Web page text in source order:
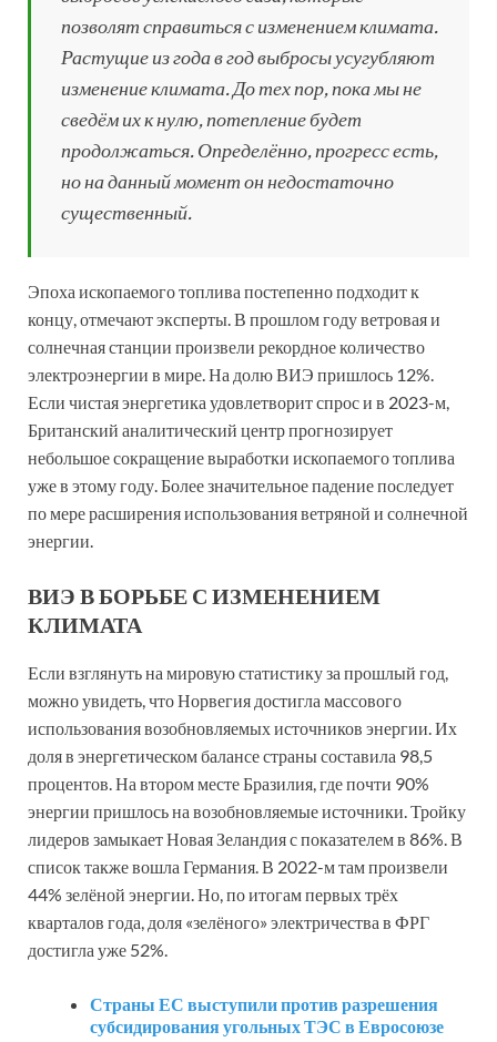
позволят справиться с изменением климата.
Растущие из года в год выбросы усугубляют
изменение климата. До тех пор, пока мы не
сведём их к нулю, потепление будет
продолжаться. Определённо, прогресс есть,
но на данный момент он недостаточно
существенный.
Эпоха ископаемого топлива постепенно подходит к
концу, отмечают эксперты. В прошлом году ветровая и
солнечная станции произвели рекордное количество
электроэнергии в мире. На долю ВИЭ пришлось 12%.
Если чистая энергетика удовлетворит спрос и в 2023-м,
Британский аналитический центр прогнозирует
небольшое сокращение выработки ископаемого топлива
уже в этому году. Более значительное падение последует
по мере расширения использования ветряной и солнечной
энергии.
ВИЭ В БОРЬБЕ С ИЗМЕНЕНИЕМ
КЛИМАТА
Если взглянуть на мировую статистику за прошлый год,
можно увидеть, что Норвегия достигла массового
использования возобновляемых источников энергии. Их
доля в энергетическом балансе страны составила 98,5
процентов. На втором месте Бразилия, где почти 90%
энергии пришлось на возобновляемые источники. Тройку
лидеров замыкает Новая Зеландия с показателем в 86%. В
список также вошла Германия. В 2022-м там произвели
44% зелёной энергии. Но, по итогам первых трёх
кварталов года, доля «зелёного» электричества в ФРГ
достигла уже 52%.
Страны ЕС выступили против разрешения
субсидирования угольных ТЭС в Евросоюзе